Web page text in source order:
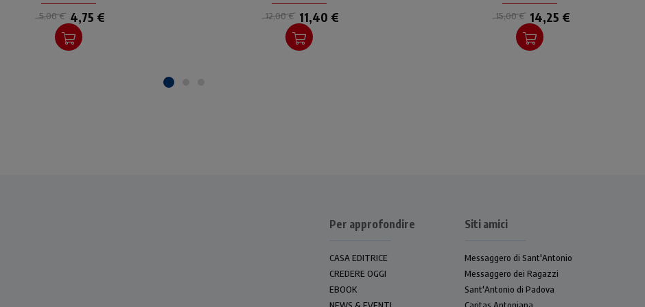
5,00 € 4,75 €
pastorale.
12,00 € 11,40 €
di 7 passi di libertà dalla
solitudine alla rinascita.
15,00 € 14,25 €
Per approfondire
CASA EDITRICE
CREDERE OGGI
EBOOK
Siti amici
Messaggero di Sant'Antonio
Messaggero dei Ragazzi
Sant'Antonio di Padova